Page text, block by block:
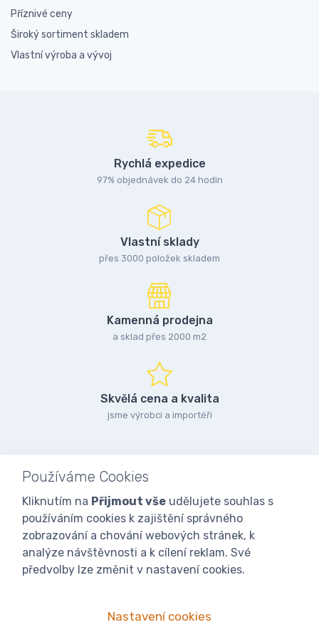
Příznivé ceny
Široký sortiment skladem
Vlastní výroba a vývoj
Rychlá expedice
97% objednávek do 24 hodin
Vlastní sklady
přes 3000 položek skladem
Kamenná prodejna
a sklad přes 2000 m2
Skvělá cena a kvalita
jsme výrobci a importéři
Používáme Cookies
Kliknutím na Přijmout vše udělujete souhlas s
používáním cookies k zajištění správného
zobrazování a chování webových stránek, k
analýze návštěvnosti a k cílení reklam. Své
předvolby lze změnit v nastavení cookies.
Nastavení cookies